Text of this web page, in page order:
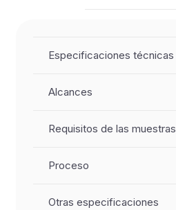
Especificaciones técnicas
Alcances
Requisitos de las muestras
Proceso
Otras especificaciones